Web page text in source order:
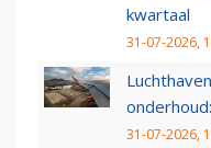
kwartaal
31-07-2026,
31-07-2026,